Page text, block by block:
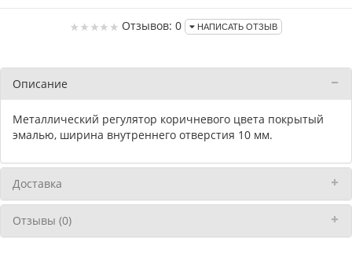
Отзывов: 0 НАПИСАТЬ ОТЗЫВ
Описание
Металлический регулятор коричневого цвета покрытый
эмалью, ширина внутреннего отверстия 10 мм.
Доставка
Отзывы (0)